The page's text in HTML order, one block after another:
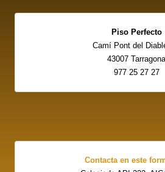
Piso Perfecto
Camí Pont del
43007 Tarragona
977 25 27 27
Contacta en este